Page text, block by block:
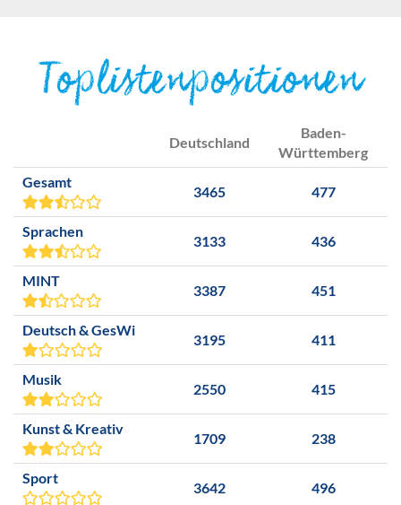
Toplistenpositionen
Deutschland
Baden-
Württemberg
Gesamt
3465 477
Sprachen
3133 436
MINT
3387 451
Deutsch & GesWi
3195 411
Musik
2550 415
Kunst & Kreativ
1709 238
Sport
3642 496